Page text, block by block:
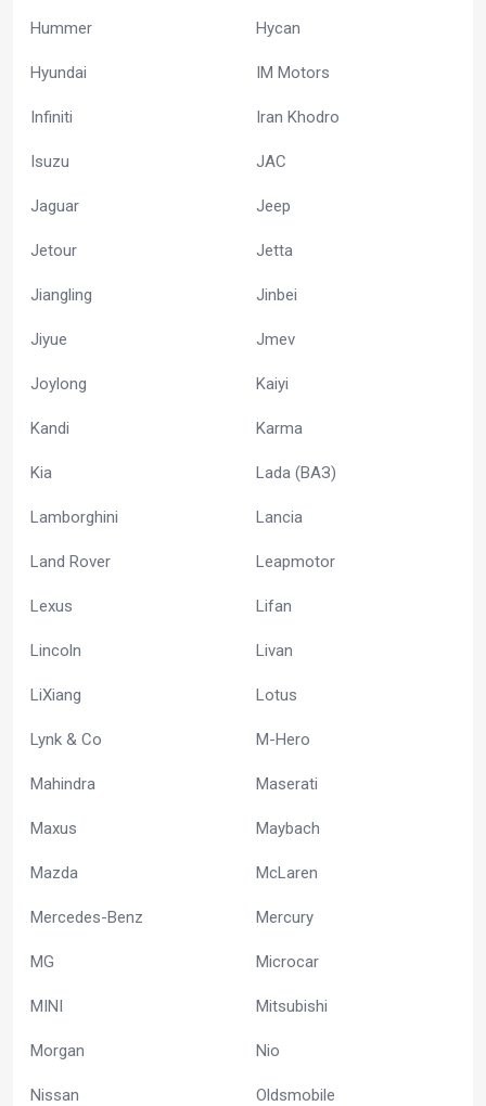
Hummer Hycan
Hyundai IM Motors
Infiniti Iran Khodro
Isuzu JAC
Jaguar Jeep
Jetour Jetta
Jiangling Jinbei
Jiyue Jmev
Joylong Kaiyi
Kandi Karma
Kia Lada (ВАЗ)
Lamborghini Lancia
Land Rover Leapmotor
Lexus Lifan
Lincoln Livan
LiXiang Lotus
Lynk & Co M-Hero
Mahindra Maserati
Maxus Maybach
Mazda McLaren
Mercedes-Benz Mercury
MG Microcar
MINI Mitsubishi
Morgan Nio
Nissan Oldsmobile